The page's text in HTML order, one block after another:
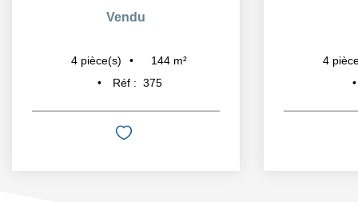
Vendu
4 pièce(s) 144 m²
Réf : 375
4